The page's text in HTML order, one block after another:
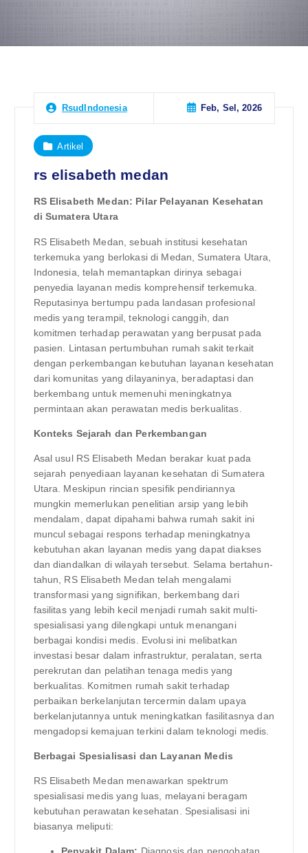
RsudIndonesia Feb, Sel, 2026
Artikel
rs elisabeth medan
RS Elisabeth Medan: Pilar Pelayanan Kesehatan
di Sumatera Utara
RS Elisabeth Medan, sebuah institusi kesehatan
terkemuka yang berlokasi di Medan, Sumatera Utara,
Indonesia, telah memantapkan dirinya sebagai
penyedia layanan medis komprehensif terkemuka.
Reputasinya bertumpu pada landasan profesional
medis yang terampil, teknologi canggih, dan
komitmen terhadap perawatan yang berpusat pada
pasien. Lintasan pertumbuhan rumah sakit terkait
dengan perkembangan kebutuhan layanan kesehatan
dari komunitas yang dilayaninya, beradaptasi dan
berkembang untuk memenuhi meningkatnya
permintaan akan perawatan medis berkualitas.
Konteks Sejarah dan Perkembangan
Asal usul RS Elisabeth Medan berakar kuat pada
sejarah penyediaan layanan kesehatan di Sumatera
Utara. Meskipun rincian spesifik pendiriannya
mungkin memerlukan penelitian arsip yang lebih
mendalam, dapat dipahami bahwa rumah sakit ini
muncul sebagai respons terhadap meningkatnya
kebutuhan akan layanan medis yang dapat diakses
dan diandalkan di wilayah tersebut. Selama bertahun-
tahun, RS Elisabeth Medan telah mengalami
transformasi yang signifikan, berkembang dari
fasilitas yang lebih kecil menjadi rumah sakit multi-
spesialisasi yang dilengkapi untuk menangani
berbagai kondisi medis. Evolusi ini melibatkan
investasi besar dalam infrastruktur, peralatan, serta
perekrutan dan pelatihan tenaga medis yang
berkualitas. Komitmen rumah sakit terhadap
perbaikan berkelanjutan tercermin dalam upaya
berkelanjutannya untuk meningkatkan fasilitasnya dan
mengadopsi kemajuan terkini dalam teknologi medis.
Berbagai Spesialisasi dan Layanan Medis
RS Elisabeth Medan menawarkan spektrum
spesialisasi medis yang luas, melayani beragam
kebutuhan perawatan kesehatan. Spesialisasi ini
biasanya meliputi: